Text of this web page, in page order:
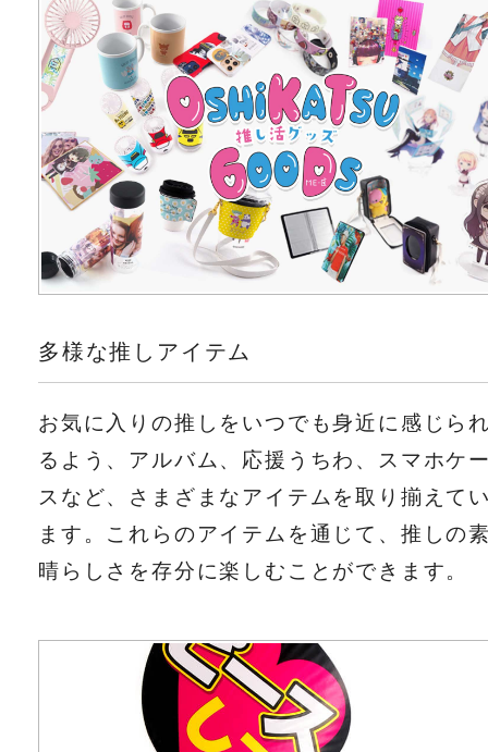
多様な推しアイテム
お気に入りの推しをいつでも身近に感じら
るよう、アルバム、応援うちわ、スマホケ
スなど、さまざまなアイテムを取り揃えて
ます。これらのアイテムを通じて、推しの
晴らしさを存分に楽しむことができます。